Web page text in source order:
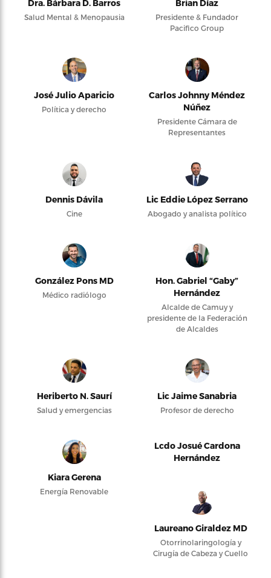
Dra. Bárbara D. Barros
Salud Mental & Menopausia
Brian Díaz
Presidente & Fundador
Pacifico Group
José Julio Aparicio
Política y derecho
Carlos Johnny Méndez
Núñez
Presidente Cámara de
Representantes
Dennis Dávila
Cine
Lic Eddie López Serrano
Abogado y analista político
González Pons MD
Médico radiólogo
Hon. Gabriel “Gaby”
Hernández
Alcalde de Camuy y
presidente de la Federación
de Alcaldes
Heriberto N. Saurí
Salud y emergencias
Lic Jaime Sanabria
Profesor de derecho
Kiara Gerena
Energía Renovable
Lcdo Josué Cardona
Hernández
Laureano Giraldez MD
Otorrinolaringología y
Cirugía de Cabeza y Cuello